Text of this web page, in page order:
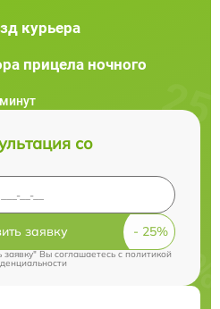
курьера
прицела ночного
со
заявку
Вы соглашаетесь cполитикой